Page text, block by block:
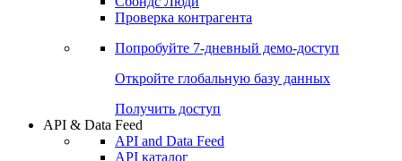
Сохраненные запросы
Чат
Проверка контрагента
Попробуйте7-дневный
Откройте глобальную базу данных